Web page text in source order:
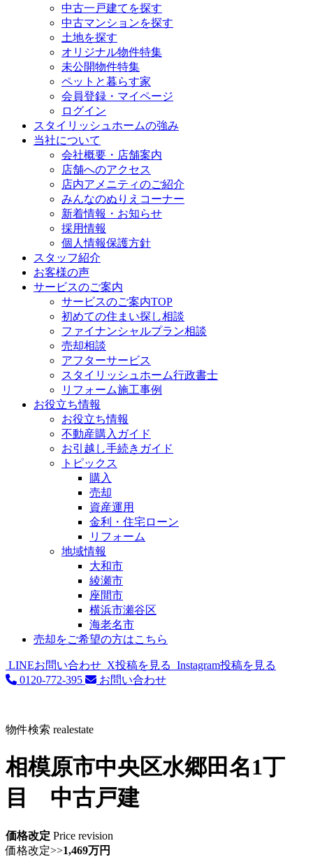
中古一戸建てを探す
中古マンションを探す
土地を探す
オリジナル物件特集
未公開物件特集
ペットと暮らす家
会員登録・マイページ
ログイン
スタイリッシュホームの強み
当社について
会社概要・店舗案内
店舗へのアクセス
店内アメニティのご紹介
みんなのぬりえコーナー
新着情報・お知らせ
採用情報
個人情報保護方針
スタッフ紹介
お客様の声
サービスのご案内
サービスのご案内TOP
初めての住まい探し相談
ファイナンシャルプラン相談
売却相談
アフターサービス
スタイリッシュホーム行政書士
リフォーム施工事例
お役立ち情報
お役立ち情報
不動産購入ガイド
お引越し手続きガイド
トピックス
購入
売却
資産運用
金利・住宅ローン
リフォーム
地域情報
大和市
綾瀬市
座間市
横浜市瀬谷区
海老名市
売却をご希望の方はこちら
LINEお問い合わせ X投稿を見る Instagram投稿を見る
0120-772-395
お問い合わせ
物件検索 realestate
相模原市中央区水郷田名1丁
目 中古戸建
価格改定 Price revision
価格改定>>1,469万円